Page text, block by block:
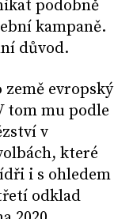
podobně
kampaně.
důvod.
evropský
tom mu podle
v
které
i s ohledem
odklad